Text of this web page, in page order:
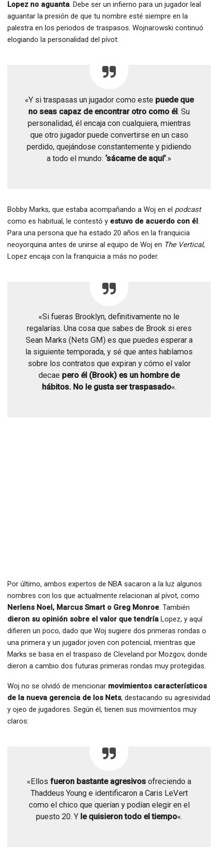
Lopez no aguanta. Debe ser un infierno para un jugador leal
aguantar la presión de que tu nombre esté siempre en la
palestra en los periodos de traspasos. Wojnarowski continuó
elogiando la personalidad del pívot:
«Y si traspasas un jugador como este puede que
no seas capaz de encontrar otro como él. Su
personalidad, él encaja con cualquiera, mientras
que otro jugador puede convertirse en un caso
perdido, quejándose constantemente y pidiendo
a todo el mundo: ‘sácame de aquí’.»
Bobby Marks, que estaba acompañando a Woj en el podcast
como es habitual, le contestó y estuvo de acuerdo con él .
Para una persona que ha estado 20 años en la franquicia
neoyorquina antes de unirse al equipo de Woj en The Vertical,
Lopez encaja con la franquicia a más no poder.
«Si fueras Brooklyn, definitivamente no le
regalarías. Una cosa que sabes de Brook si eres
Sean Marks (Nets GM) es que puedes esperar a
la siguiente temporada, y sé que antes hablamos
sobre los contratos que expiran y cómo el valor
decae pero él (Brook) es un hombre de
hábitos. No le gusta ser traspasado«.
Por último, ambos expertos de NBA sacaron a la luz algunos
nombres con los que actualmente relacionan al pívot, como
Nerlens Noel, Marcus Smart o Greg Monroe. También
dieron su opinión sobre el valor que tendría Lopez, y aquí
difieren un poco, dado que Woj sugiere dos primeras rondas o
una primera y un jugador joven con potencial, mientras que
Marks se basa en el traspaso de Cleveland por Mozgov, donde
dieron a cambio dos futuras primeras rondas muy protegidas.
Woj no se olvidó de mencionar movimientos característicos
de la nueva gerencia de los Nets, destacando su agresividad
y ojeo de jugadores. Según él, tienen sus movimientos muy
claros:
«Ellos fueron bastante agresivos ofreciendo a
Thaddeus Young e identificaron a Caris LeVert
como el chico que querían y podían elegir en el
puesto 20. Y le quisieron todo el tiempo«.